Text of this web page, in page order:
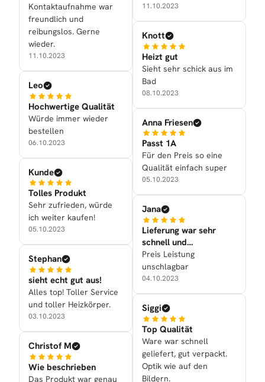
Kontaktaufnahme war
freundlich und
reibungslos. Gerne
wieder.
11.10.2023
Leo
Hochwertige Qualität
Würde immer wieder
bestellen
06.10.2023
Kunde
Tolles Produkt
Sehr zufrieden, würde
ich weiter kaufen!
05.10.2023
Stephan
sieht echt gut aus!
Alles top! Toller Service
und toller Heizkörper.
03.10.2023
Christof M
Wie beschrieben
Das Produkt war genau
11.10.2023
Knott
Heizt gut
Sieht sehr schick aus im
Bad
08.10.2023
Anna Friesen
Passt 1A
Für den Preis so eine
Qualität einfach super
05.10.2023
Jana
Lieferung war sehr
schnell und
Verarbeitung war gut
Preis Leistung
unschlagbar
04.10.2023
Siggi
Top Qualität
Ware war schnell
geliefert, gut verpackt.
Optik wie auf den
Bildern.